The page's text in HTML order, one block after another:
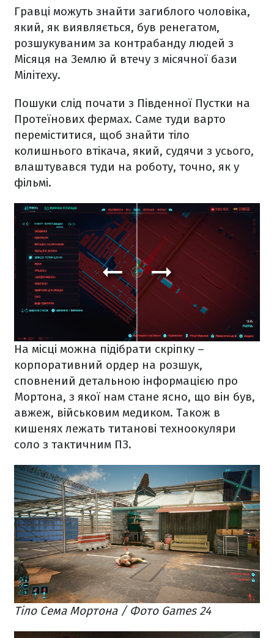
Гравці можуть знайти загиблого чоловіка,
який, як виявляється, був ренегатом,
розшукуваним за контрабанду людей з
Місяця на Землю й втечу з місячної бази
Мілітеху.
Пошуки слід почати з Південної Пустки на
Протеїнових фермах. Саме туди варто
переміститися, щоб знайти тіло
колишнього втікача, який, судячи з усього,
влаштувався туди на роботу, точно, як у
фільмі.
На місці можна підібрати скріпку –
корпоративний ордер на розшук,
сповнений детальною інформацією про
Мортона, з якої нам стане ясно, що він був,
авжеж, військовим медиком. Також в
кишенях лежать титанові техноокуляри
соло з тактичним ПЗ.
Тіло Сема Мортона / Фото Games 24